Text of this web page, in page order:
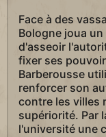
Face à des
Bologne joua
d'asseoir
fixer ses
Barberousse
renforcer son
contre les villes
supériorité. Par
l'université une